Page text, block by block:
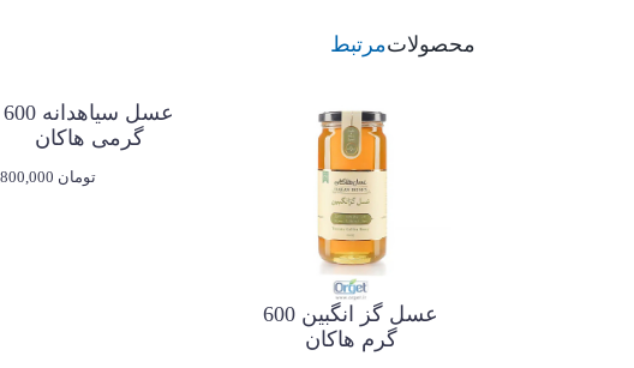
محصولاتمرتبط
عسل سیاهدانه 600
گرمی هاکان
1,800,000 تومان
عسل گز انگبین 600
گرم هاکان